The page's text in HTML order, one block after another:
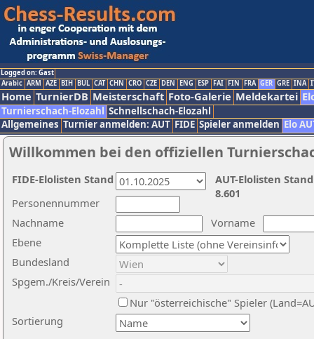
Logged on: Gast
Arabic ARM AZE BIH BUL CAT CHN CRO CZE DEN ENG ESP FAI FIN FRA GER GRE INA
Home TurnierDB Meisterschaft Foto-Galerie Meldekartei
Turnierschach-Elozahl Schnellschach-Elozahl
Allgemeines Turnier anmelden: AUT FIDE Spieler anmelden Elo
Willkommen bei den offiziellen
Nachname
Vorname
Ebene
Sortierung
Personennummer
Bundesland
Spgem./Kreis/Verein
Nur "österreichische" Spieler
AUT-Elolisten
8.601
FIDE-Elolisten Stand